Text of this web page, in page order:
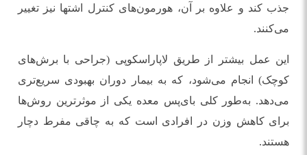
جذب کند و علاوه بر آن، هورمون‌های کنترل اشتها نیز تغییر
می‌کنند.
این عمل بیشتر از طریق لاپاراسکوپی (جراحی با برش‌های
کوچک) انجام می‌شود، که به بیمار دوران بهبودی سریع‌تری
می‌دهد. به‌طور کلی بای‌پس معده یکی از موثرترین روش‌ها
برای کاهش وزن در افرادی است که به چاقی مفرط دچار
هستند.